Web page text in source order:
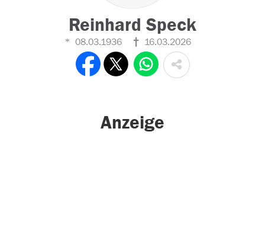
Reinhard Speck
08.03.1936 16.03.2026
Anzeige